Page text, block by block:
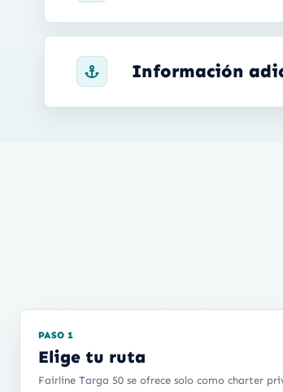
Información
PASO 1
Elige tu ruta
Fairline Targa 50 se ofrece solo como charter